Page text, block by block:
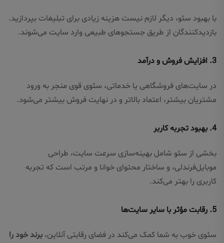
با بهبود سئو، دیگر لازم نیست هزینه زیادی برای تبلیغات بپردازید.
بازدیدکنندگان از طریق جستجوهای طبیعی وارد سایت می‌شوند.
3. افزایش فروش و درآمد
در سایت‌های فروشگاهی یا خدماتی، سئوی قوی منجر به ورود
مشتریان بیشتر، اعتماد بالاتر و در نهایت فروش بیشتر می‌شود.
4. بهبود تجربه کاربر
بخشی از سئو شامل بهینه‌سازی سرعت سایت، طراحی
موبایل‌فرندلی، و ساختار محتوای خوانا و مرتب است که تجربه
کاربری را بهتر می‌کند.
5. رقابت مؤثر با سایر سایت‌ها
سئوی خوب به شما کمک می‌کند در فضای رقابتی آنلاین، برند خود را